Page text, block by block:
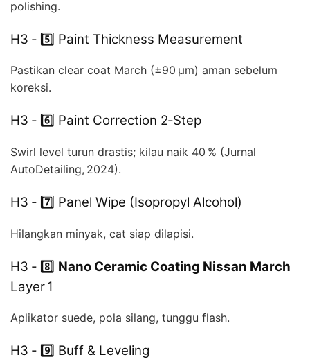
polishing.
H3 ‑ 5️⃣ Paint Thickness Measurement
Pastikan clear coat March (±90 µm) aman sebelum
koreksi.
H3 ‑ 6️⃣ Paint Correction 2‑Step
Swirl level turun drastis; kilau naik 40 % (Jurnal
AutoDetailing, 2024).
H3 ‑ 7️⃣ Panel Wipe (Isopropyl Alcohol)
Hilangkan minyak, cat siap dilapisi.
H3 ‑ 8️⃣ Nano Ceramic Coating Nissan March
Layer 1
Aplikator suede, pola silang, tunggu flash.
H3 ‑ 9️⃣ Buff & Leveling